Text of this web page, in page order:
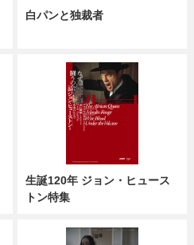
白パンと独裁者
生誕120年 ジョン・ヒュース
トン特集